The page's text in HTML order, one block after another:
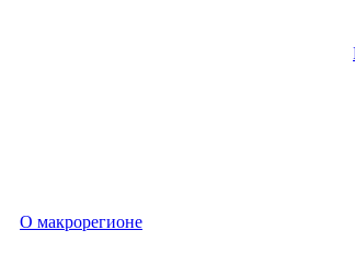
О макрорегионе